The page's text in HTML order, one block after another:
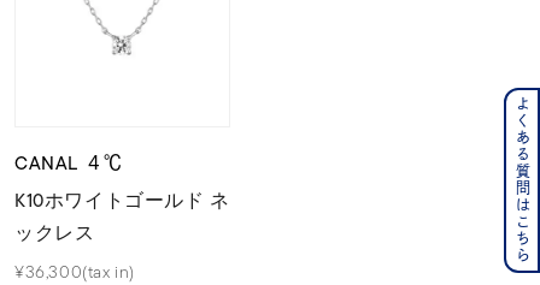
CANAL ４℃
K10ホワイトゴールド ネ
ックレス
¥36,300(tax in)
よくある質問はこちら